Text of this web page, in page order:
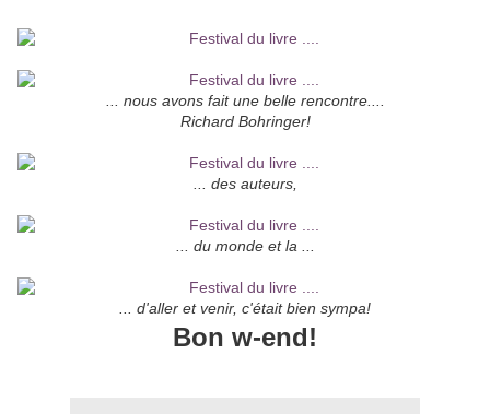
... nous avons fait une belle rencontre....
Richard Bohringer!
... des auteurs,
... du monde et la ...
... d'aller et venir, c'était bien sympa!
Bon w-end!